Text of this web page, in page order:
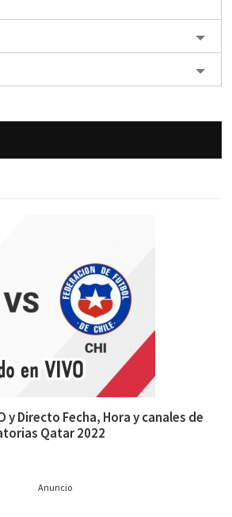
y Directo Fecha, Hora y canales de
Qatar 2022
Anuncio